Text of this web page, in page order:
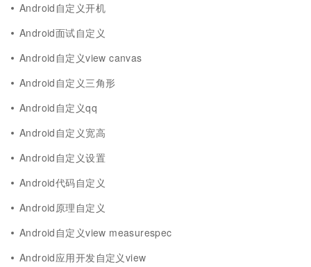
Android自定义开机
Android面试自定义
Android自定义view canvas
Android自定义三角形
Android自定义qq
Android自定义宽高
Android自定义设置
Android代码自定义
Android原理自定义
Android自定义view measurespec
Android应用开发自定义view